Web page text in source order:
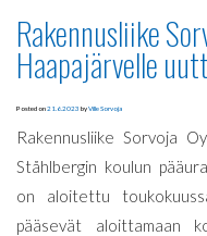
Rakennusliike
Haapajärvelle
Posted on21.6.2023 byVille Sorvoja
Rakennusliike Sorvoja
Ståhlbergin koulun
on aloitettu
pääsevät aloittamaan